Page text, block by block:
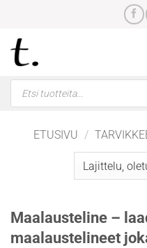
content
Products
search
ETUSIVU /
Maalausteline –
maalaustelineet